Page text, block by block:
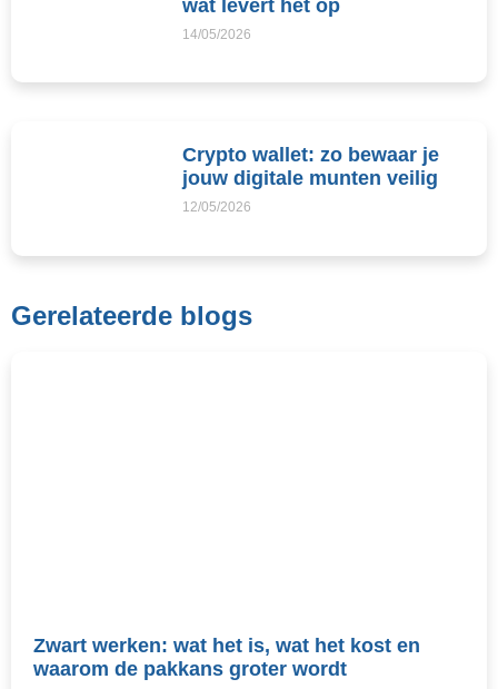
wat levert het op
14/05/2026
Crypto wallet: zo bewaar je
jouw digitale munten veilig
12/05/2026
Gerelateerde blogs
Zwart werken: wat het is, wat het kost en
waarom de pakkans groter wordt